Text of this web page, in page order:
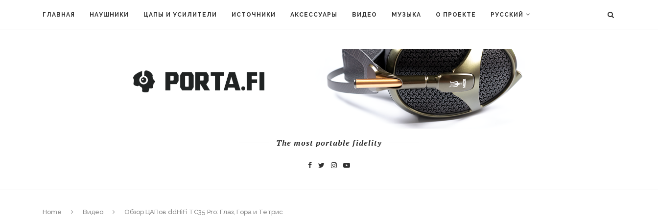
ГЛАВНАЯ НАУШНИКИ ЦАПЫ И УСИЛИТЕЛИ ИСТОЧНИКИ АКСЕССУАРЫ ВИДЕО МУЗЫКА О ПРОЕКТЕ РУССКИЙ
The most portable fidelity
Home Видео Обзор ЦАПов ddHiFi TC35 Pro: Глаз, Гора и Тетрис